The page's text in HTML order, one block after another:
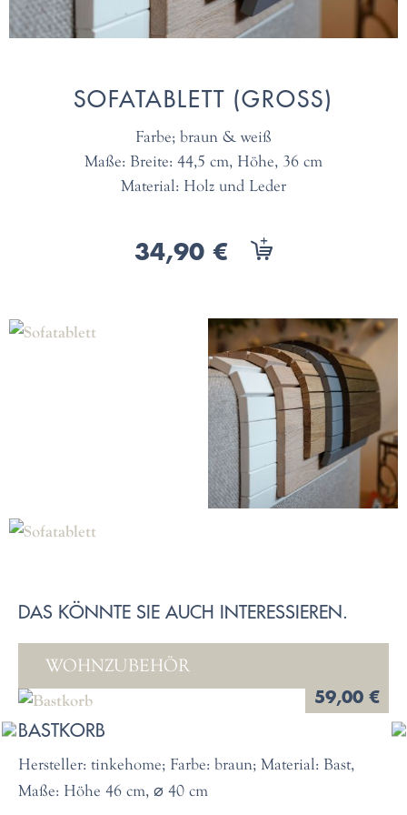
SOFATABLETT (GROSS)
Farbe; braun & weiß
Maße: Breite: 44,5 cm, Höhe, 36 cm
Material: Holz und Leder
34,90 €
DAS KÖNNTE SIE AUCH INTERESSIEREN.
WOHNZUBEHÖR
59,00 €
BASTKORB
Hersteller: tinkehome; Farbe: braun; Material: Bast,
Maße: Höhe 46 cm, ⌀ 40 cm